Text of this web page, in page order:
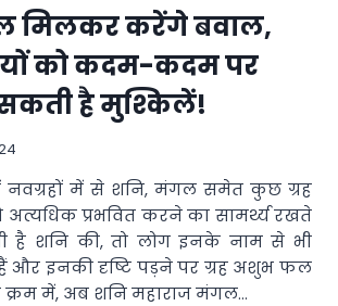
मिलकर करेंगे बवाल,
को कदम-कदम पर
सकती है मुश्किलें!
में नवग्रहों में से शनि, मंगल समेत कुछ ग्रह
प्रभवित करने का सामर्थ्य रखते
है शनि की, तो लोग इनके नाम से भी
और इनकी दृष्टि पड़ने पर ग्रह अशुभ फल
क्रम में, अब शनि महाराज मंगल…